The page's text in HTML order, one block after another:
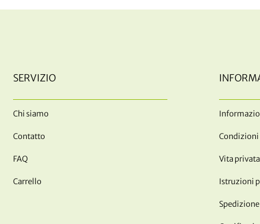
SERVIZIO
Chi siamo
Contatto
FAQ
Carrello
Condizioni
Vita privata
Istruzioni
Spedizione